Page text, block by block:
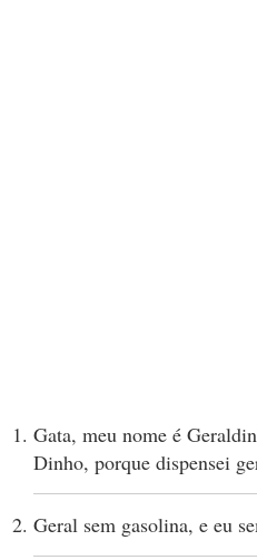
Gata, meu nome é
Dinho, porque dispensei
Geral sem gasolina, e eu